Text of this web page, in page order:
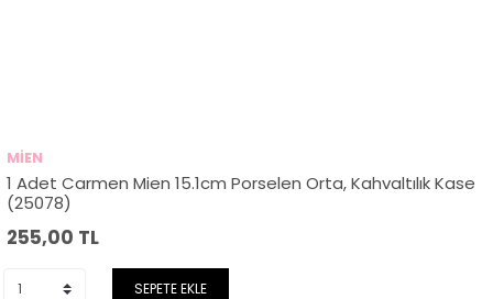
MİEN
1 Adet Carmen Mien 15.1cm Porselen Orta, Kahvaltılık Kase
(25078)
255,00 TL
SEPETE EKLE